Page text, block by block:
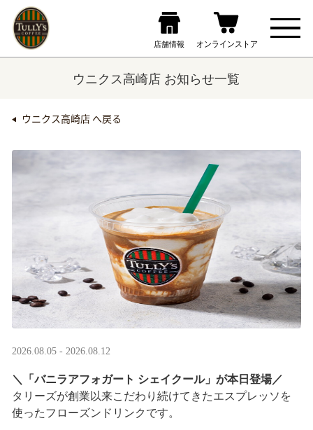
ウニクス高崎店 お知らせ一覧
ウニクス高崎店 へ戻る
2026.08.05 - 2026.08.12
＼「バニラアフォガート シェイクール」が本日登場／
タリーズが創業以来こだわり続けてきたエスプレッソを
使ったフローズンドリンクです。